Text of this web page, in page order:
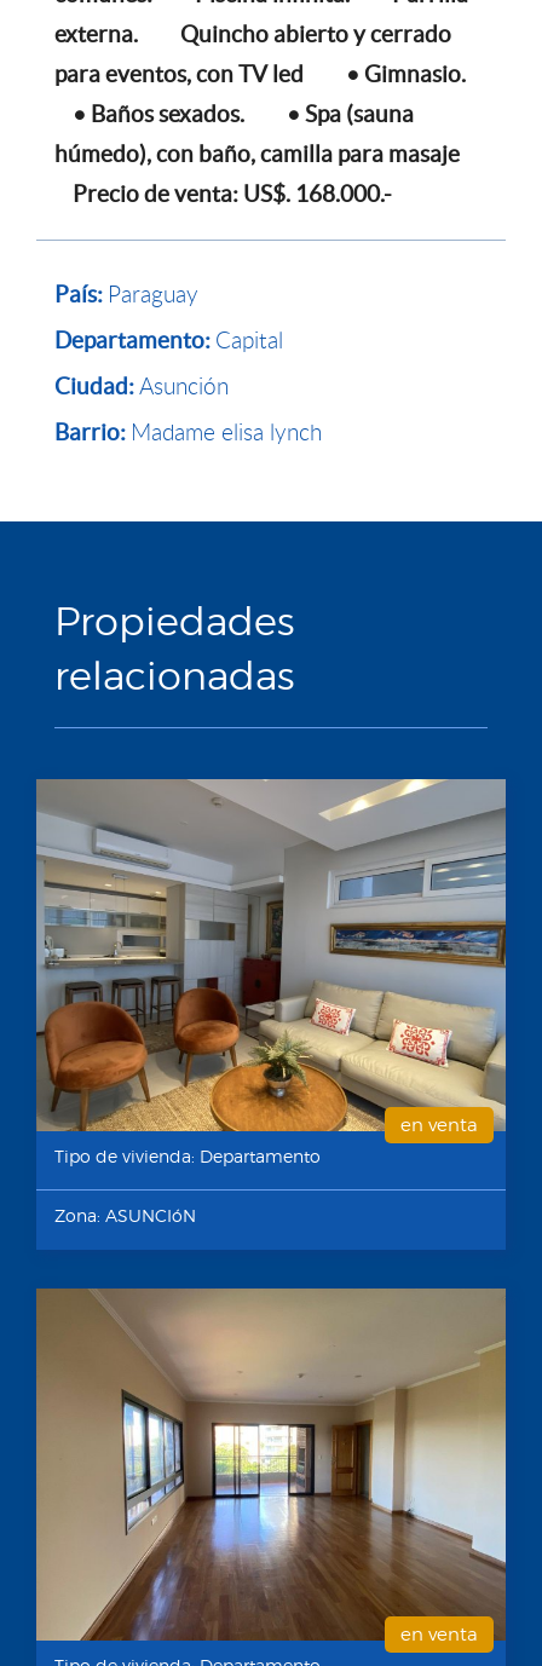
externa.
Quincho abierto y cerrado
para eventos, con TV led
• Gimnasio.
• Baños sexados.
• Spa (sauna
húmedo), con baño, camilla para masaje
Precio de venta: US$. 168.000.-
País: Paraguay
Departamento: Capital
Ciudad:Asunción
Barrio: Madame elisa lynch
Propiedades
relacionadas
en venta
Tipo de vivienda: Departamento
Zona: ASUNCIóN
en venta